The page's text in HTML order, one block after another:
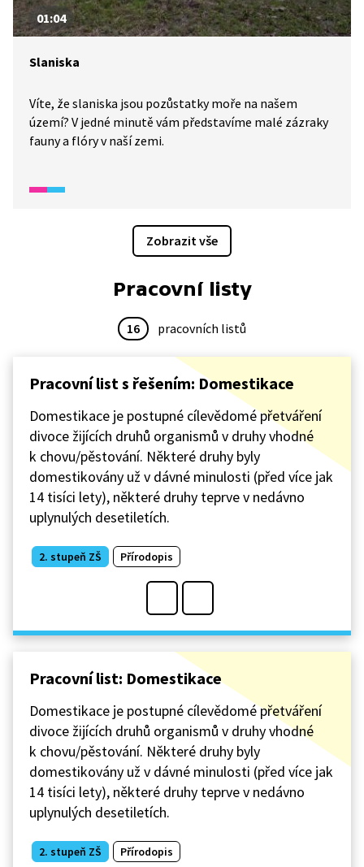
01:04
Slaniska
Víte, že slaniska jsou pozůstatky moře na našem
území? V jedné minutě vám představíme malé zázraky
fauny a flóry v naší zemi.
Zobrazit vše
Pracovní listy
16 pracovních listů
Pracovní list s řešením: Domestikace
Domestikace je postupné cílevědomé přetváření
divoce žijících druhů organismů v druhy vhodné
k chovu/pěstování. Některé druhy byly
domestikovány už v dávné minulosti (před více jak
14 tisíci lety), některé druhy teprve v nedávno
uplynulých desetiletích.
2. stupeň ZŠ Přírodopis
Pracovní list: Domestikace
Domestikace je postupné cílevědomé přetváření
divoce žijících druhů organismů v druhy vhodné
k chovu/pěstování. Některé druhy byly
domestikovány už v dávné minulosti (před více jak
14 tisíci lety), některé druhy teprve v nedávno
uplynulých desetiletích.
2. stupeň ZŠ Přírodopis